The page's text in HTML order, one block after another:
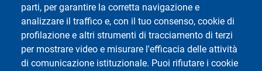
parti, per garantire la corretta navigazione e
analizzare il traffico e, con il tuo consenso, cookie di
profilazione e altri strumenti di tracciamento di terzi
per mostrare video e misurare l'efficacia delle attività
di comunicazione istituzionale. Puoi rifiutare i cookie
Department of Law
Università degli Studi di Pavia
Corso Strada Nuova 65, Pavia - 27100 Pavia - Italy